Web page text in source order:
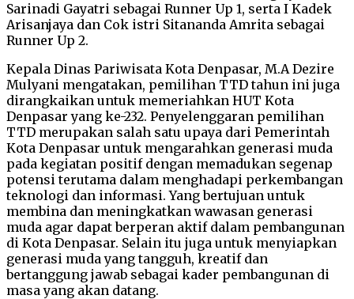
Sarinadi Gayatri sebagai Runner Up 1, serta I Kadek
Arisanjaya dan Cok istri Sitananda Amrita sebagai
Runner Up 2.
Kepala Dinas Pariwisata Kota Denpasar, M.A Dezire
Mulyani mengatakan, pemilihan TTD tahun ini juga
dirangkaikan untuk memeriahkan HUT Kota
Denpasar yang ke-232. Penyelenggaran pemilihan
TTD merupakan salah satu upaya dari Pemerintah
Kota Denpasar untuk mengarahkan generasi muda
pada kegiatan positif dengan memadukan segenap
potensi terutama dalam menghadapi perkembangan
teknologi dan informasi. Yang bertujuan untuk
membina dan meningkatkan wawasan generasi
muda agar dapat berperan aktif dalam pembangunan
di Kota Denpasar. Selain itu juga untuk menyiapkan
generasi muda yang tangguh, kreatif dan
bertanggung jawab sebagai kader pembangunan di
masa yang akan datang.